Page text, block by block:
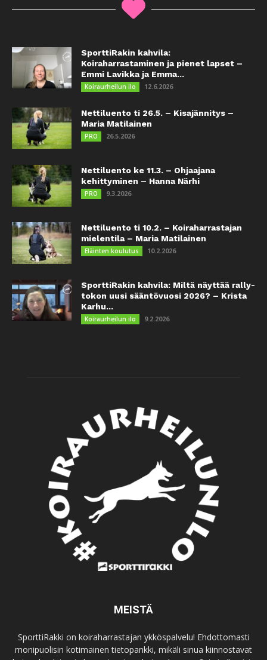
SporttiRakin kahvila:
Koiraharrastaminen ja pienet lapset –
Emmi Lavikka ja Emma...
Koiraurheilun ilo 12.6.2026
Nettiluento ti 26.5. – Kisajännitys –
Maria Matilainen
PRO 26.5.2026
Nettiluento ke 11.3. – Ohjaajana
kehittyminen – Hanna Närhi
PRO 9.3.2026
Nettiluento ti 10.2. – Koiraharrastajan
mielentila – Maria Matilainen
Eläinten koulutus 10.2.2026
SporttiRakin kahvila: Miltä näyttää rally-
tokon uusi sääntövuosi 2026? – Krista
Karhu...
Koiraurheilun ilo 9.2.2026
MEISTÄ
SporttiRakki on koiraharrastajan ykköspalvelu! Ehdottomasti
monipuolisin kotimainen tietopankki, mikäli sinua kiinnostavat